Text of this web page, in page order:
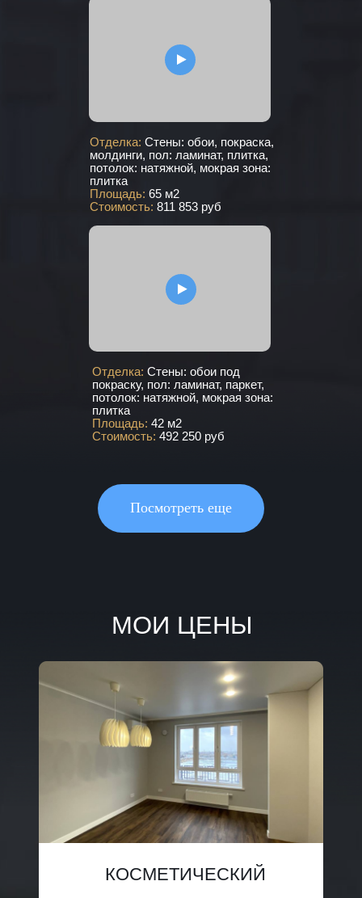
Отделка: Стены: обои под
покраску, пол: ламинат, паркет,
потолок: натяжной, мокрая зона:
плитка
Площадь: 42 м2
Стоимость: 492 250 руб
Отделка: Стены: обои, покраска,
молдинги, пол: ламинат, плитка,
потолок: натяжной, мокрая зона:
плитка
Площадь: 65 м2
Стоимость: 811 853 руб
Посмотреть еще
МОИ ЦЕНЫ
КОСМЕТИЧЕСКИЙ